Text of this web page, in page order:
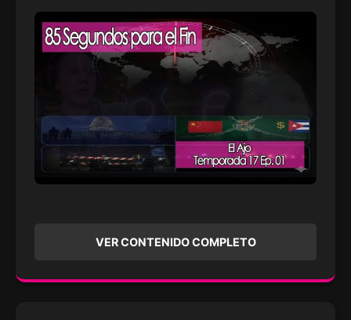
VER CONTENIDO COMPLETO